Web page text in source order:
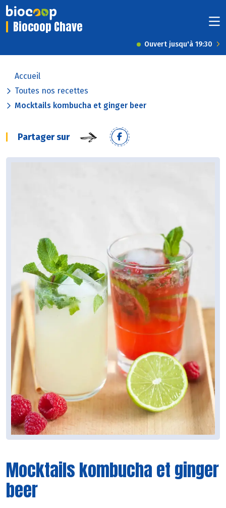
Biocoop Chave
Ouvert jusqu'à 19:30
Accueil
Toutes nos recettes
Mocktails kombucha et ginger beer
Partager sur
Mocktails kombucha et ginger
beer